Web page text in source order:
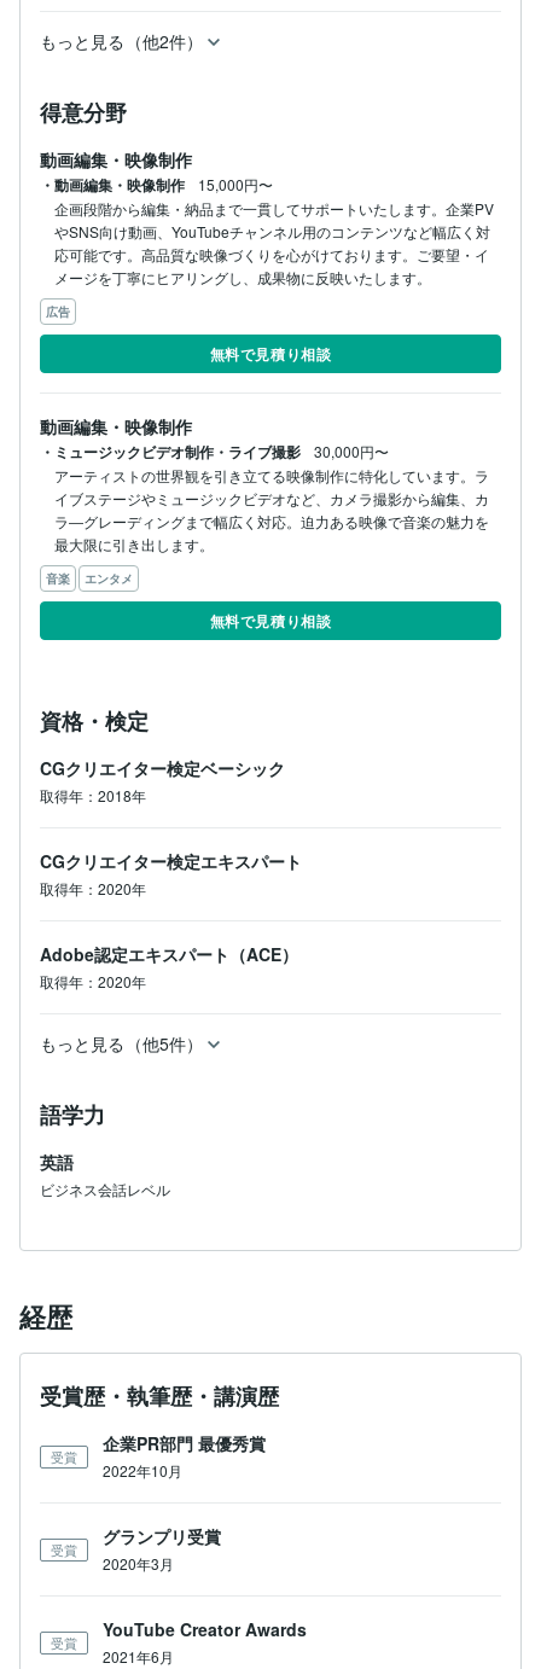
もっと見る（他2件）
得意分野
動画編集・映像制作
・動画編集・映像制作
15,000円〜
企画段階から編集・納品まで一貫してサポートいたします。企業PV
やSNS向け動画、YouTubeチャンネル用のコンテンツなど幅広く対
応可能です。高品質な映像づくりを心がけております。ご要望・イ
メージを丁寧にヒアリングし、成果物に反映いたします。
広告
無料で見積り相談
動画編集・映像制作
・ミュージックビデオ制作・ライブ撮影
30,000円〜
アーティストの世界観を引き立てる映像制作に特化しています。ラ
イブステージやミュージックビデオなど、カメラ撮影から編集、カ
ラ―グレーディングまで幅広く対応。迫力ある映像で音楽の魅力を
最大限に引き出します。
音楽 エンタメ
無料で見積り相談
資格・検定
CGクリエイター検定ベーシック
取得年：2018年
CGクリエイター検定エキスパート
取得年：2020年
Adobe認定エキスパート（ACE）
取得年：2020年
もっと見る（他5件）
語学力
英語
ビジネス会話レベル
経歴
受賞歴・執筆歴・講演歴
受賞
企業PR部門 最優秀賞
2022年10月
受賞
グランプリ受賞
2020年3月
受賞
YouTube Creator Awards
2021年6月